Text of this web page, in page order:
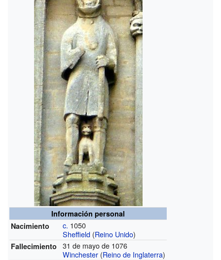
Información personal
Nacimiento
c. 1050
Sheffield (Reino Unido)
Fallecimiento
31 de mayo de 1076
Winchester (Reino de Inglaterra)